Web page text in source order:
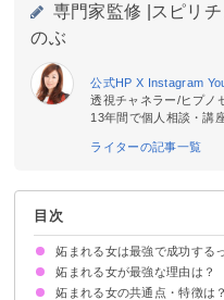
専門家監修 |
スピリ
のぶ
公式HP X Instagram
透視チャネラー/ヒプノ
13年間で個人相談・講
ライターの記事一覧
目次
妬まれる女は最強で成功する
妬まれる女が最強な理由は？
魅力的であることの何よりの
自信に満ち溢れていて行動的
自己肯定感が高く他者の評価
マウントを取られにくいから
妬まれる女の共通点・特徴は？